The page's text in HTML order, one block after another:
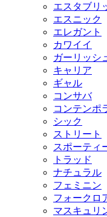
エスタブリ
エスニック
エレガント
カワイイ
ガーリッシ
キャリア
ギャル
コンサバ
コンテンポ
シック
ストリート
スポーティ
トラッド
ナチュラル
フェミニン
フォークロ
マスキュリ